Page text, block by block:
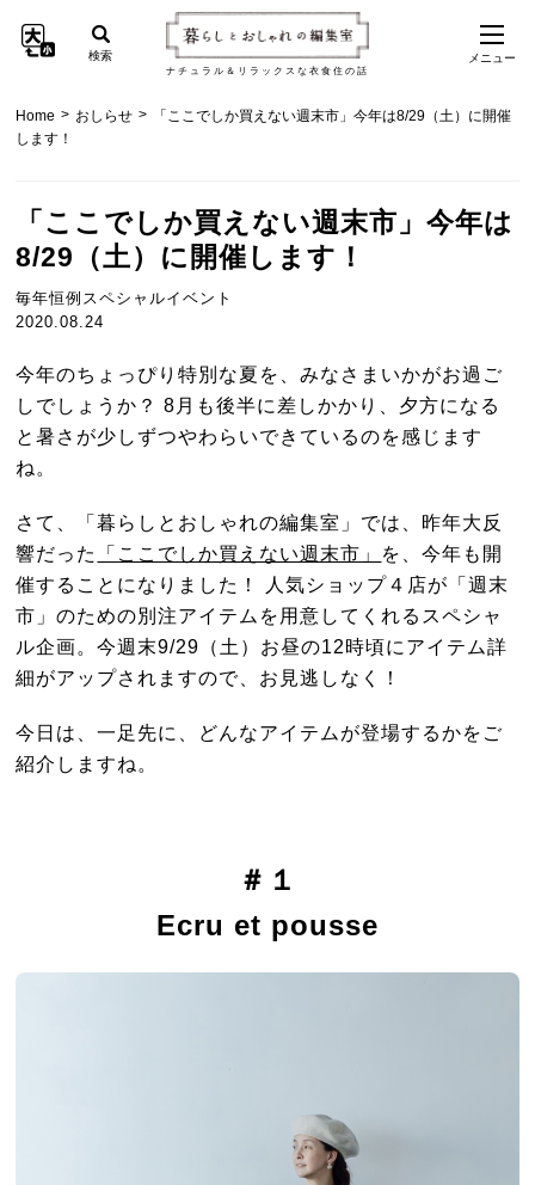
ナチュラル＆リラックスな衣食住の話
検索 メニュー
Home > おしらせ >
「ここでしか買えない週末市」今年は8/29（土）に開催
します！
「ここでしか買えない週末市」今年は
8/29（土）に開催します！
毎年恒例スペシャルイベント
2020.08.24
今年のちょっぴり特別な夏を、みなさまいかがお過ご
しでしょうか？ 8月も後半に差しかかり、夕方になる
と暑さが少しずつやわらいできているのを感じます
ね。
さて、「暮らしとおしゃれの編集室」では、昨年大反
響だった
「ここでしか買えない週末市」 を、今年も開
催することになりました！ 人気ショップ４店が「週末
市」のための別注アイテムを用意してくれるスペシャ
ル企画。今週末9/29（土）お昼の12時頃にアイテム詳
細がアップされますので、お見逃しなく！
今日は、一足先に、どんなアイテムが登場するかをご
紹介しますね。
＃１
Ecru et pousse